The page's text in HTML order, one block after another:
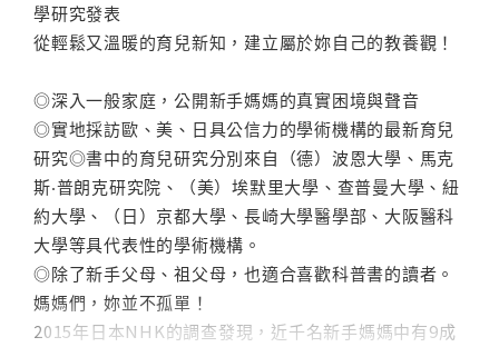
學研究發表
從輕鬆又溫暖的育兒新知，建立屬於妳自己的教養觀！
◎深入一般家庭，公開新手媽媽的真實困境與聲音
◎實地採訪歐、美、日具公信力的學術機構的最新育兒
研究◎書中的育兒研究分別來自（德）波恩大學、馬克
斯‧普朗克研究院、（美）埃默里大學、查普曼大學、紐
約大學、（日）京都大學、長崎大學醫學部、大阪醫科
大學等具代表性的學術機構。
◎除了新手父母、祖父母，也適合喜歡科普書的讀者。
媽媽們，妳並不孤單！
2015年日本NHK的調查發現，近千名新手媽媽中有9成